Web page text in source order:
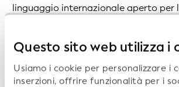
Questo sito web utilizza i
Usiamo i cookie per personalizzare i
inserzioni, offrire funzionalità per i
linguaggio internazionale aperto per